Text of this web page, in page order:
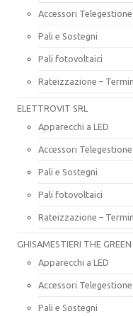
Accessori
Pali e Sostegni
Pali fotovoltaici
Rateizzazione –
ELETTROVIT SRL
Apparecchi a LED
Accessori
Pali e Sostegni
Pali fotovoltaici
Rateizzazione –
GHISAMESTIERI THE
Apparecchi a LED
Accessori
Pali e Sostegni